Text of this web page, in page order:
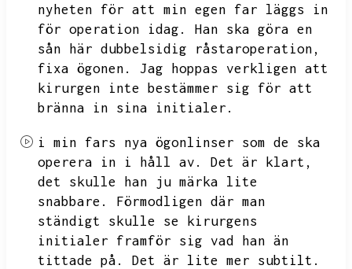
nyheten för att min egen far läggs in
för operation idag.
Han ska göra en
sån här dubbelsidig råstaroperation,
fixa ögonen.
Jag hoppas verkligen att
kirurgen inte bestämmer sig för att
bränna in sina initialer.
i min fars nya ögonlinser som de ska
operera in i håll av.
Det är klart,
det skulle han ju märka lite
snabbare.
Förmodligen där man
ständigt skulle se kirurgens
initialer framför sig vad han än
tittade på.
Det är lite mer subtilt.